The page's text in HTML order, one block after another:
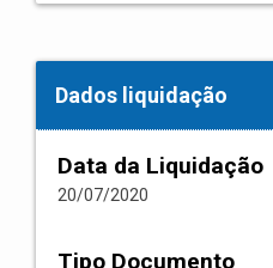
Dados liquidação
Data da Liquidação
20/07/2020
Tipo Documento